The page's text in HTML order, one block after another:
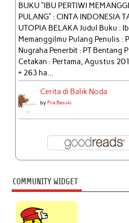
BUKU “IBU PERTIWI
PULANG” : CINTA INDONESIA
UTOPIA BELAKA Judul Buku :
Memanggilmu Pulang Penulis :
Nugraha Penerbit : PT Bentang
Cetakan : Pertama, Agustus
+ 263 ha...
Cerita di Balik Noda
byFira Basuki
COMMUNITY WIDGET